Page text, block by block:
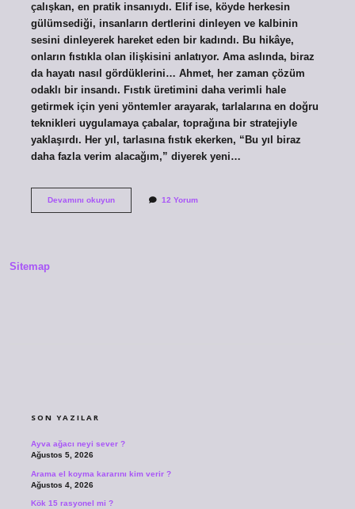
çalışkan, en pratik insanıydı. Elif ise, köyde herkesin
gülümsediği, insanların dertlerini dinleyen ve kalbinin
sesini dinleyerek hareket eden bir kadındı. Bu hikâye,
onların fıstıkla olan ilişkisini anlatıyor. Ama aslında, biraz
da hayatı nasıl gördüklerini… Ahmet, her zaman çözüm
odaklı bir insandı. Fıstık üretimini daha verimli hale
getirmek için yeni yöntemler arayarak, tarlalarına en doğru
teknikleri uygulamaya çabalar, toprağına bir stratejiyle
yaklaşırdı. Her yıl, tarlasına fıstık ekerken, “Bu yıl biraz
daha fazla verim alacağım,” diyerek yeni…
Devamını okuyunYer
12 Yorum
Sitemap
SON YAZILAR
Ayva ağacı neyi sever ?
Ağustos 5, 2026
Arama el koyma kararını kim verir ?
Ağustos 4, 2026
Kök 15 rasyonel mi ?